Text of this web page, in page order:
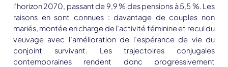
l’horizon 2070, passant de 9,9 % des pensions à5,5 %. Les
raisons en sont connues : davantage de couples non
mariés, montée en charge de l’activité féminine et recul du
veuvage avec l’amélioration de l’espérance de vie du
conjoint survivant. Les trajectoires conjugales
contemporaines rendent donc progressivement